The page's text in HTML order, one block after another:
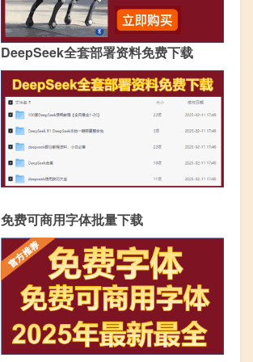
DeepSeek全套部署资料免费下载
免费可商用字体批量下载